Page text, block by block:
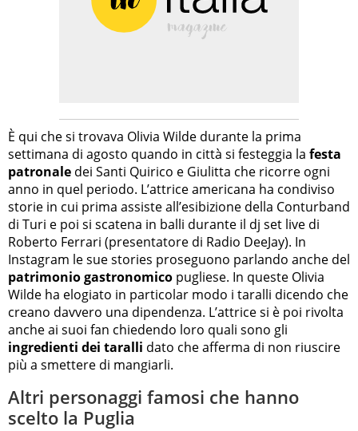
È qui che si trovava Olivia Wilde durante la prima
settimana di agosto quando in città si festeggia la festa
patronale dei Santi Quirico e Giulitta che ricorre ogni
anno in quel periodo. L’attrice americana ha condiviso
storie in cui prima assiste all’esibizione della Conturband
di Turi e poi si scatena in balli durante il dj set live di
Roberto Ferrari (presentatore di Radio DeeJay). In
Instagram le sue stories proseguono parlando anche del
patrimonio gastronomico pugliese. In queste Olivia
Wilde ha elogiato in particolar modo i taralli dicendo che
creano davvero una dipendenza. L’attrice si è poi rivolta
anche ai suoi fan chiedendo loro quali sono gli
ingredienti dei taralli dato che afferma di non riuscire
più a smettere di mangiarli.
Altri personaggi famosi che hanno
scelto la Puglia